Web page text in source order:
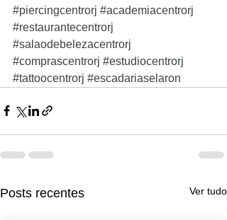
#piercingcentrorj #academiacentrorj
#restaurantecentrorj
#salaodebelezacentrorj
#comprascentrorj #estudiocentrorj
#tattoocentrorj #escadariaselaron
Posts recentes Ver tudo